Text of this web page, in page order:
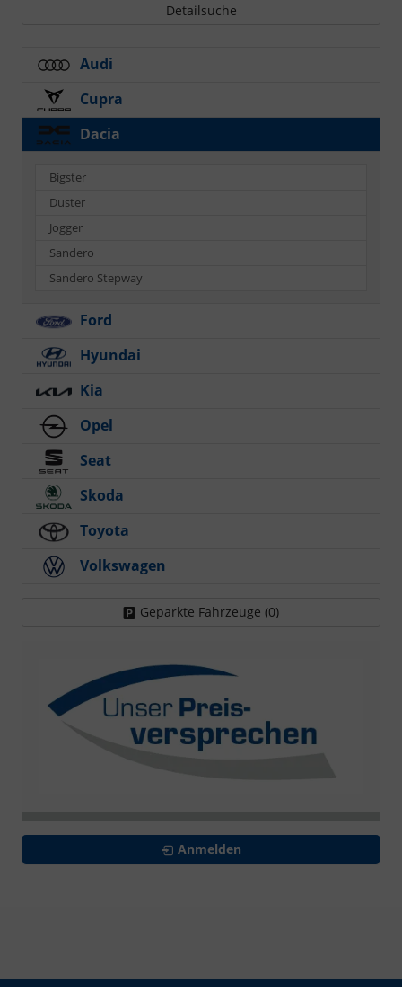
Detailsuche
Audi
Cupra
Dacia
Bigster
Duster
Jogger
Sandero
Sandero Stepway
Ford
Hyundai
Kia
Opel
Seat
Skoda
Toyota
Volkswagen
Geparkte Fahrzeuge (0)
Anmelden